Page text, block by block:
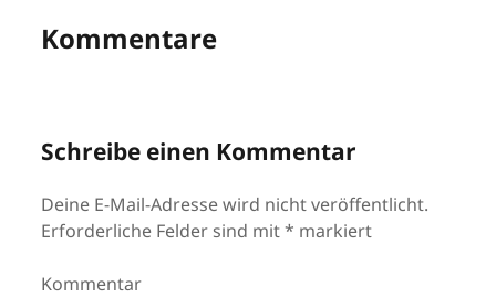
Kommentare
Schreibe einen Kommentar
Deine E-Mail-Adresse wird nicht veröffentlicht.
Erforderliche Felder sind mit* markiert
Kommentar